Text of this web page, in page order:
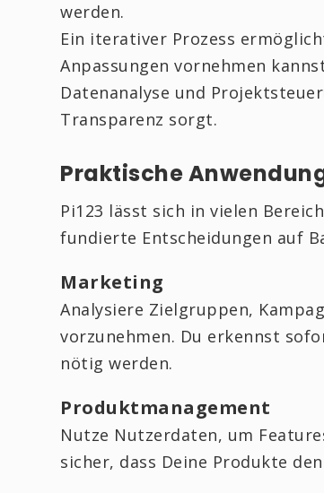
werden.
Ein iterativer Prozess
Anpassungen vornehmen
Datenanalyse und
Transparenz sorgt.
Praktische
Pi123 lässt sich in vielen
fundierte Entscheidungen auf
Marketing
Analysiere Zielgruppen,
vorzunehmen. Du erkennst
nötig werden.
Produktmanagement
Nutze Nutzerdaten, um
sicher, dass Deine Produkte